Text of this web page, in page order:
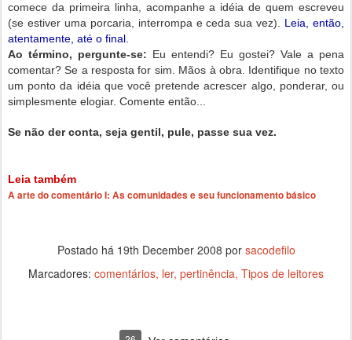
comece da primeira linha, acompanhe a idéia de quem escreveu
(se estiver uma porcaria, interrompa e ceda sua vez). Leia, então,
atentamente, até o final.
Ao término, pergunte-se: Eu entendi? Eu gostei? Vale a pena
comentar? Se a resposta for sim. Mãos à obra. Identifique no texto
um ponto da idéia que você pretende acrescer algo, ponderar, ou
simplesmente elogiar. Comente então...
Se não der conta, seja gentil, pule, passe sua vez.
Leia também
A arte do comentário I: As comunidades e seu funcionamento básico
Postado há 19th December 2008 por sacodefilo
Marcadores: comentários ler pertinência Tipos de leitores